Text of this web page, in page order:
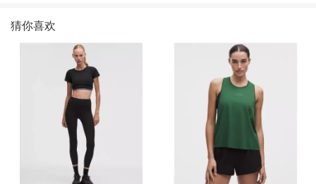
猜你喜欢